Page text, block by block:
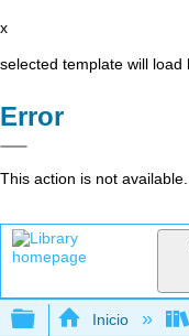
x
selected template will load
Error
This action is not available.
Expandir/
Inicio